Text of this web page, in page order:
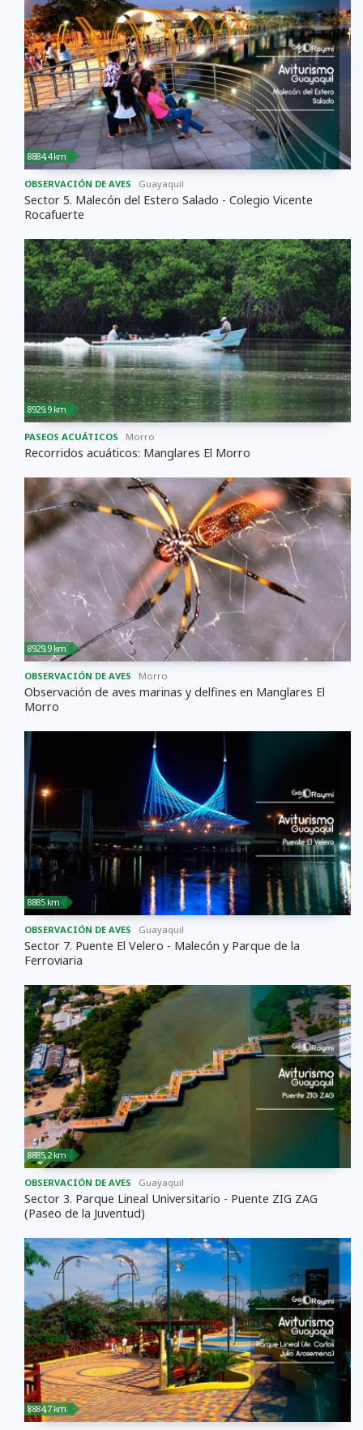
8884,4 km
OBSERVACIÓN DE AVES Guayaquil
Sector 5. Malecón del Estero Salado - Colegio Vicente
Rocafuerte
8929,9 km
PASEOS ACUÁTICOS Morro
Recorridos acuáticos: Manglares El Morro
8929,9 km
OBSERVACIÓN DE AVES Morro
Observación de aves marinas y delfines en Manglares El
Morro
8885 km
OBSERVACIÓN DE AVES Guayaquil
Sector 7. Puente El Velero - Malecón y Parque de la
Ferroviaria
8885,2 km
OBSERVACIÓN DE AVES Guayaquil
Sector 3. Parque Lineal Universitario - Puente ZIG ZAG
(Paseo de la Juventud)
8884,7 km